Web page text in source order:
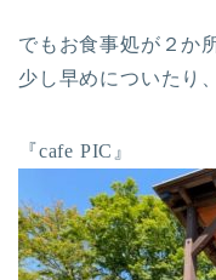
でもお食事処が２か
少し早めについたり
『cafe PIC』